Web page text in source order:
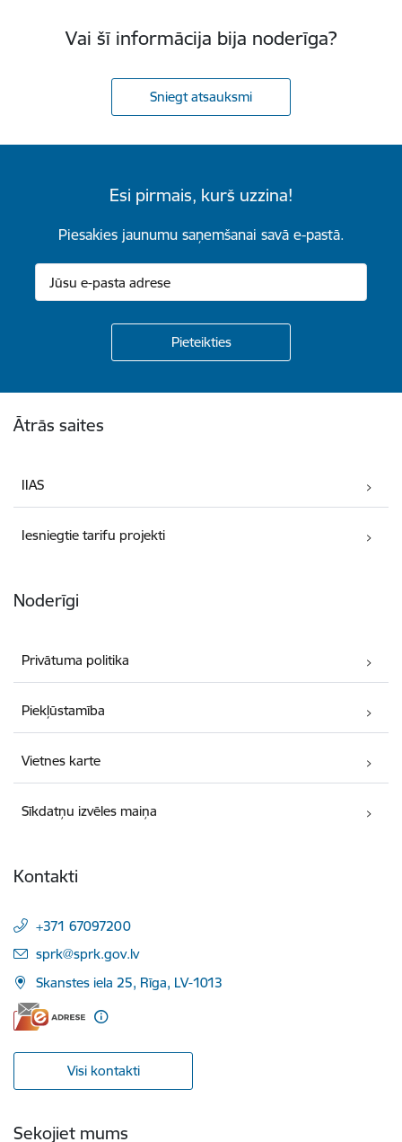
Vai šī informācija bija noderīga?
Sniegt atsauksmi
Esi pirmais, kurš uzzina!
Piesakies jaunumu saņemšanai savā e-pastā.
Ātrās saites
IIAS
Iesniegtie tarifu projekti
Noderīgi
Privātuma politika
Piekļūstamība
Vietnes karte
Sīkdatņu izvēles maiņa
Kontakti
+371 67097200
E-pasts:
sprk@sprk.gov.lv
Skanstes iela 25, Rīga, LV-1013
Visi kontakti
Sekojiet mums